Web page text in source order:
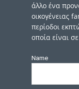
άλλο ένα
οικογένειας
περίοδοι
οποία είναι
Name